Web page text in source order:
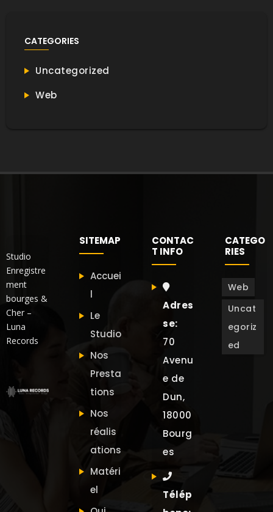
CATEGORIES
Uncategorized
Web
Studio
Enregistre
ment
bourges &
Cher –
Luna
Records
SITEMAP
Accuei
l
Le
Studio
Nos
Presta
tions
Nos
réalis
ations
Matéri
el
CONTAC
T INFO
Adres
se:
70
Avenu
e de
Dun,
18000
Bourg
es
Télép
CATEGO
RIES
Web
Uncat
egoriz
ed